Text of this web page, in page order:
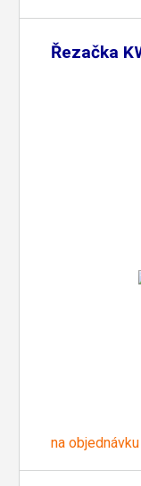
Řezačka
na objednávku